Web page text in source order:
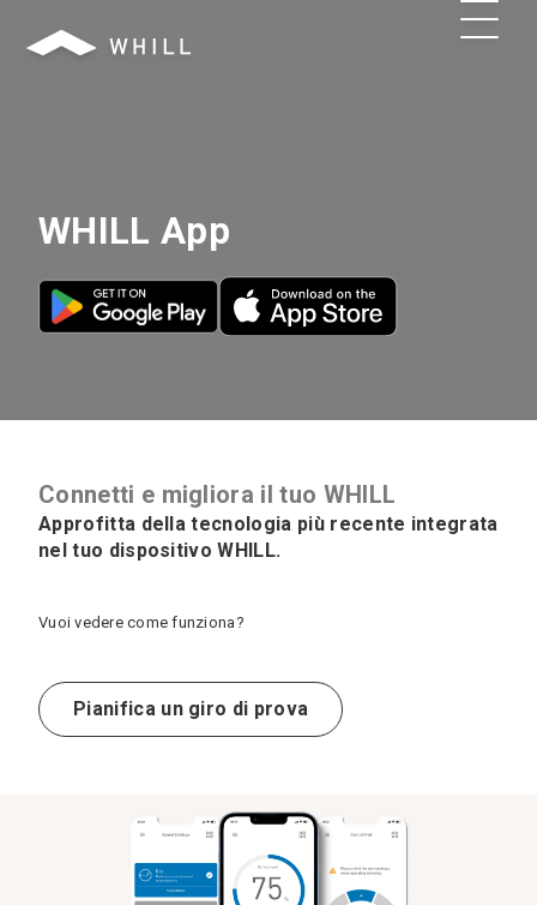
WHILL App
Connetti e migliora il tuo WHILL
Approfitta della tecnologia più recente integrata
nel tuo dispositivo WHILL.
Vuoi vedere come funziona?
Pianifica un giro di prova